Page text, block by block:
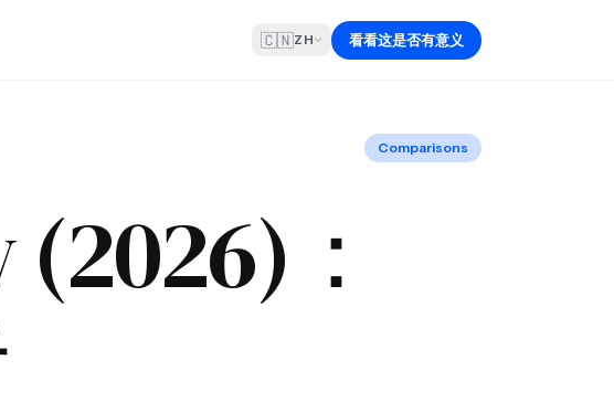
🇨🇳ZH 看看这是否有意义
Comparisons
：